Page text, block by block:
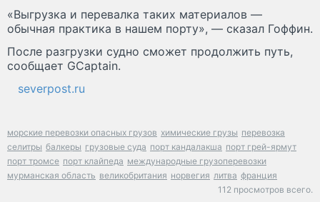
«Выгрузка и перевалка таких материалов —
обычная практика в нашем порту», — сказал Гоффин.
После разгрузки судно сможет продолжить путь,
сообщает GCaptain.
severpost.ru
морские перевозки опасных грузов химические грузы перевозка
селитры балкеры грузовые суда порт кандалакша порт грей-ярмут
порт тромсе порт клайпеда международные грузоперевозки
мурманская область великобритания норвегия литва франция
112 просмотров всего.